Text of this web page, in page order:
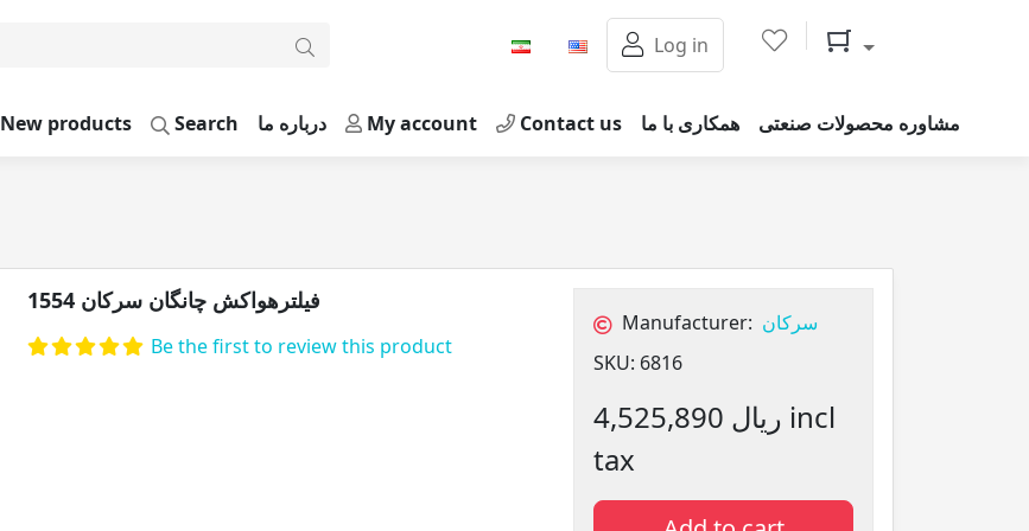
Log in Shopping cart
New products Search درباره ما My account Contact us همکاری با ما مشاوره محصولات صنعتی
فیلترهواکش چانگان سرکان 1554
Be the first to review this product
Manufacturer: سرکان
SKU: 6816
4,525,890 ریال incl
tax